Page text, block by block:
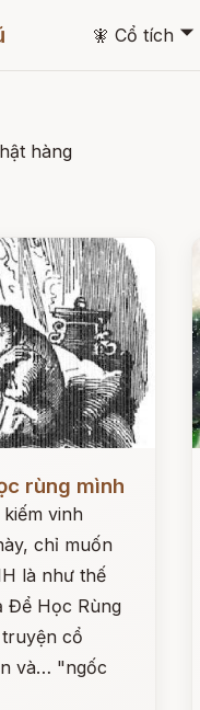
🧚 Cổ tích 🞃
hàng
rùng mình
vinh
chỉ muốn
là như thế
Để Học Rùng
cổ
và… "ngốc